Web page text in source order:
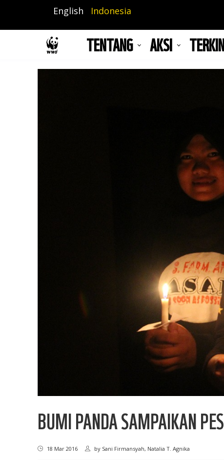
isi
English Indonesia
TENTANG AKSI
BUMI PANDA SAMPAIKAN
18 Mar 2016 by Sani Firmansyah, Natalia T. Agnika